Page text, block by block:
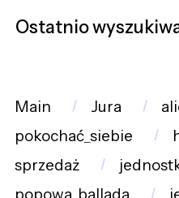
Ostatnio
Main Jura
pokochać_siebie
sprzedaż